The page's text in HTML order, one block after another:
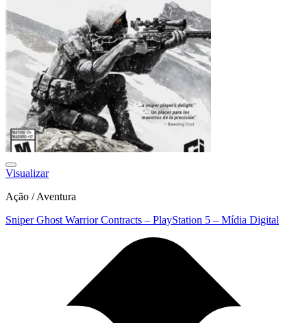
Visualizar
Ação / Aventura
Sniper Ghost Warrior Contracts – PlayStation 5 – Mídia Digital